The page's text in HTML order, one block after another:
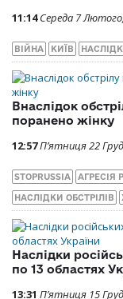
11:14 Середа 7
ВІЙНА КИЇВ
Внаслідок
поранено жінку
12:57П’ятниця 22
STOPRUSSIA АГРЕСІЯ
НАСЛІДКИ ОБСТРІЛІВ
Наслідки
по 13 областях
13:31 П’ятниця 15